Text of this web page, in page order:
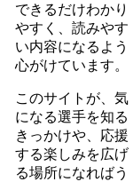
できるだけわかり
やすく、読みやす
い内容になるよう
心がけています。
このサイトが、気
になる選手を知る
きっかけや、応援
する楽しみを広げ
る場所になればう